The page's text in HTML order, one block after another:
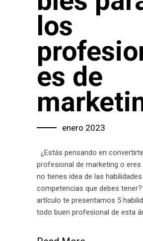
los
es de
enero 2023
¿Estás pensando en
profesional de marketing o eres
no tienes idea de las
competencias que debes tener?
artículo te presentamos 5
todo buen profesional de esta